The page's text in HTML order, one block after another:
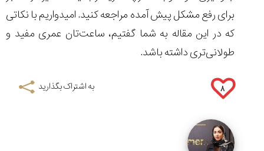
برای رفع مشکل پیش آمده مراجعه کنید. امیدواریم با نکاتی
که در این مقاله به شما گفتیم، ساعت‌تان عمری مفید و
طولانی‌تری داشته باشد.
۸ به اشتراک بگذارید